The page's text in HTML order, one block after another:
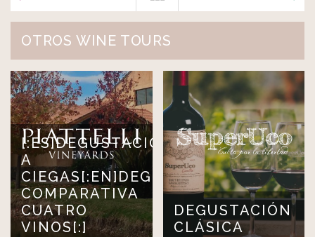
OTROS WINE TOURS
[:ES]DEGUSTACIÓN
A
CIEGAS[:EN]DEGUSTACIÓN
COMPARATIVA
CUATRO
VINOS[:]
DEGUSTACIÓN
CLÁSICA